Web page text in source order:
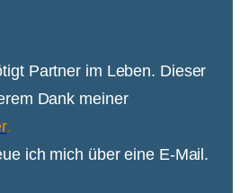
Partner im Leben. Dieser
Dank meiner
.
ich mich über eine E-Mail.